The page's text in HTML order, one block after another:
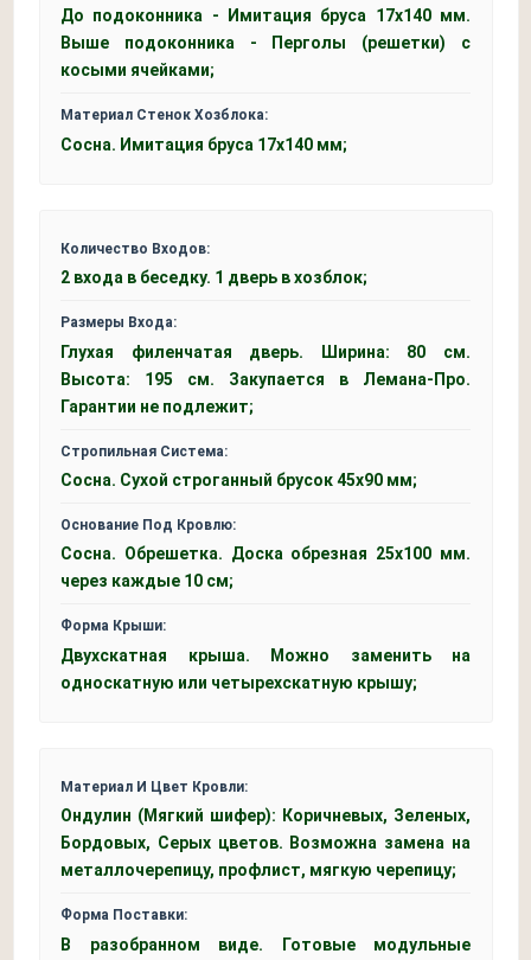
До подоконника - Имитация бруса 17х140 мм.
Выше подоконника - Перголы (решетки) с
косыми ячейками;
Материал Стенок Хозблока:
Сосна. Имитация бруса 17х140 мм;
Количество Входов:
2 входа в беседку. 1 дверь в хозблок;
Размеры Входа:
Глухая филенчатая дверь. Ширина: 80 см.
Высота: 195 см. Закупается в Лемана-Про.
Гарантии не подлежит;
Стропильная Система:
Сосна. Сухой строганный брусок 45x90 мм;
Основание Под Кровлю:
Сосна. Обрешетка. Доска обрезная 25х100 мм.
через каждые 10 см;
Форма Крыши:
Двухскатная крыша. Можно заменить на
односкатную или четырехскатную крышу;
Материал И Цвет Кровли:
Ондулин (Мягкий шифер): Коричневых, Зеленых,
Бордовых, Серых цветов. Возможна замена на
металлочерепицу, профлист, мягкую черепицу;
Форма Поставки:
В разобранном виде. Готовые модульные